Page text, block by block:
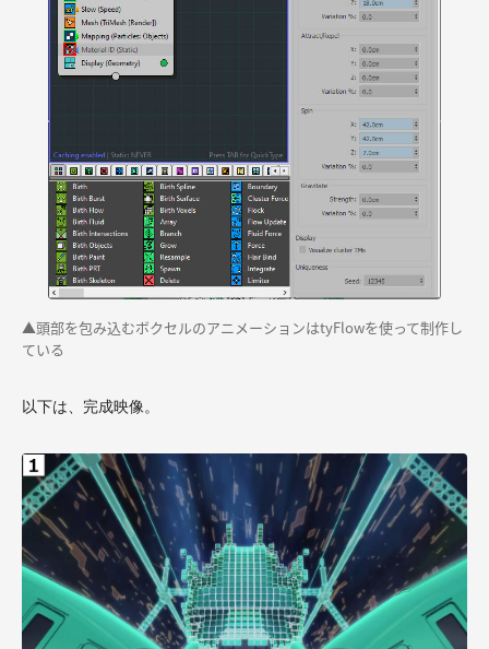
▲頭部を包み込むボクセルのアニメーションはtyFlowを使って制作し
ている
以下は、完成映像。